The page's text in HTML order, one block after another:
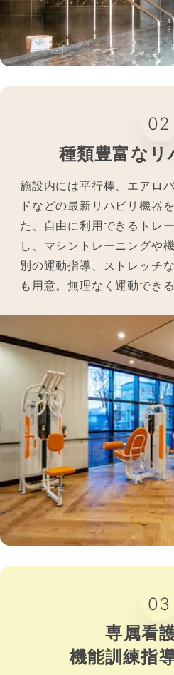
02
種類豊富なリ
施設内には平行棒、エアロ
ドなどの最新リハビリ機器
た、自由に利用できるトレ
し、マシントレーニングや
別の運動指導、ストレッチ
も用意。無理なく運動でき
03
専属看
機能訓練指